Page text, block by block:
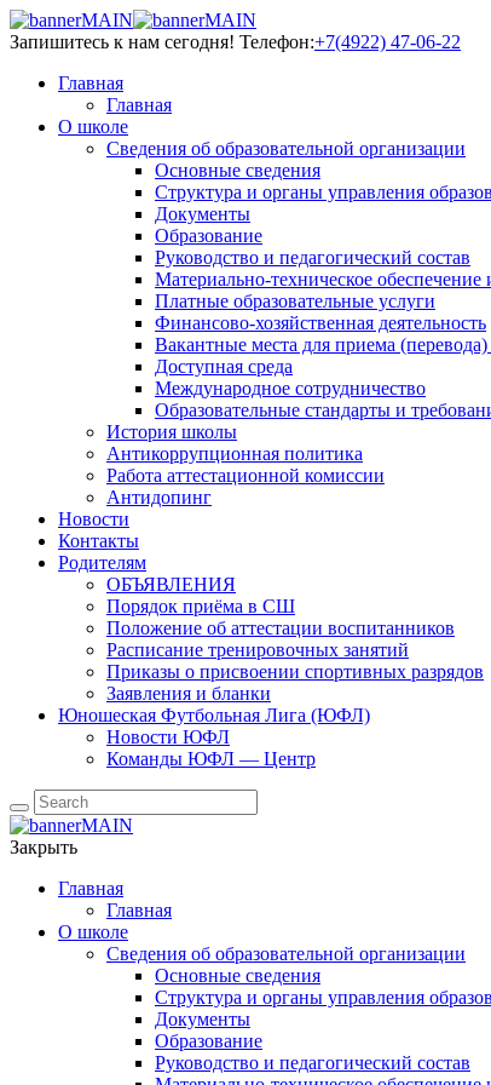
Запишитесь к нам сегодня! Телефон:+7(4922) 47-06-22
Главная
Главная
О школе
Сведения об образовательной организации
Основные сведения
Структура и органы управления
Документы
Образование
Руководство и педагогический состав
Материально-техническое обеспечение
Платные образовательные услуги
Финансово-хозяйственная деятельность
Вакантные места для приема
Доступная среда
Международное сотрудничество
Образовательные стандарты и
История школы
Антикоррупционная политика
Работа аттестационной комиссии
Антидопинг
Новости
Контакты
Родителям
ОБЪЯВЛЕНИЯ
Порядок приёма в СШ
Положение об аттестации воспитанников
Расписание тренировочных занятий
Приказы о присвоении спортивных разрядов
Заявления и бланки
Юношеская Футбольная Лига (ЮФЛ)
Новости ЮФЛ
Команды ЮФЛ — Центр
Закрыть
Главная
Главная
О школе
Сведения об образовательной организации
Основные сведения
Структура и органы управления
Документы
Образование
Руководство и педагогический состав